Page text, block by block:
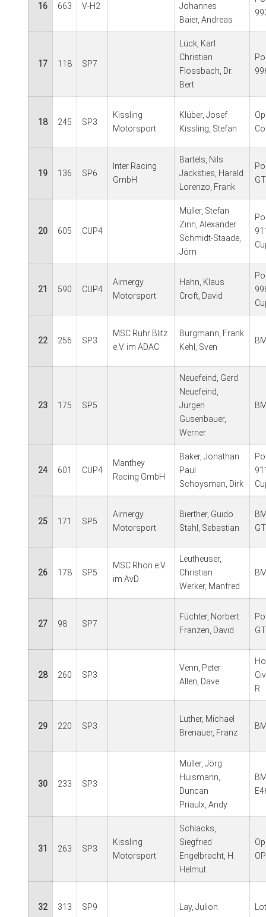
16 663 V-H2
Johannes
Baier, Andreas
17 118 SP7
Lück, Karl
Christian
Flossbach, Dr.
Bert
18 245 SP3
Kissling
Motorsport
Klüber, Josef
Kissling, Stefan
19 136 SP6
Inter Racing
GmbH
Bartels, Nils
Jacksties, Harald
Lorenzo, Frank
20 605 CUP4
Müller, Stefan
Zinn, Alexander
Schmidt-Staade,
Jörn
21 590 CUP4
Airnergy
Motorsport
Hahn, Klaus
Croft, David
22 256 SP3
MSC Ruhr Blitz
e.V. im ADAC
Burgmann, Frank
Kehl, Sven
23 175 SP5
Neuefeind, Gerd
Neuefeind,
Jürgen
Gusenbauer,
Werner
24 601 CUP4
Manthey
Racing GmbH
Baker, Jonathan
Paul
Schoysman, Dirk
25 171 SP5
Airnergy
Motorsport
Bierther, Guido
Stahl, Sebastian
GT
26 178 SP5
MSC Rhön e.V.
im AvD
Leutheuser,
Christian
Werker, Manfred
27 98 SP7
Füchter, Norbert
Franzen, David
28 260 SP3
Venn, Peter
Allen, Dave
R
29 220 SP3
Luther, Michael
Brenauer, Franz
30 233 SP3
Müller, Jörg
Huismann,
Duncan
Priaulx, Andy
31 263 SP3
Kissling
Motorsport
Schlacks,
Siegfried
Engelbracht, H.
Helmut
32 313 SP9 Lay, Julion